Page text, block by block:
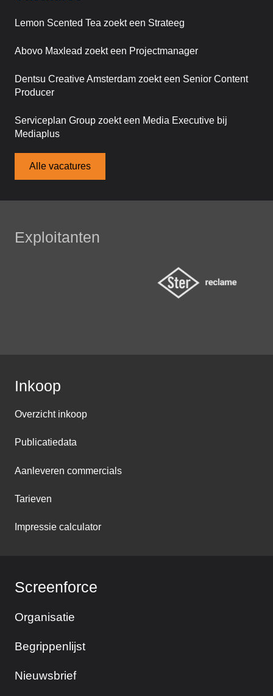
Lemon Scented Tea zoekt een Strateeg
Abovo Maxlead zoekt een Projectmanager
Dentsu Creative Amsterdam zoekt een Senior Content
Producer
Serviceplan Group zoekt een Media Executive bij
Mediaplus
Alle vacatures
Exploitanten
Inkoop
Overzicht inkoop
Publicatiedata
Aanleveren commercials
Tarieven
Impressie calculator
Screenforce
Organisatie
Begrippenlijst
Nieuwsbrief